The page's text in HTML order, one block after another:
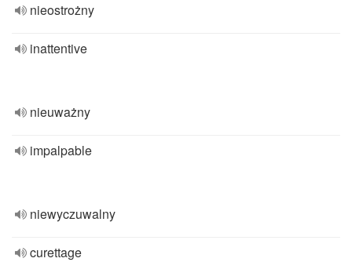
nieostrożny
inattentive
nieuważny
impalpable
niewyczuwalny
curettage